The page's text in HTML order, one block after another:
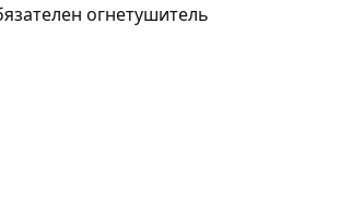
огнетушитель